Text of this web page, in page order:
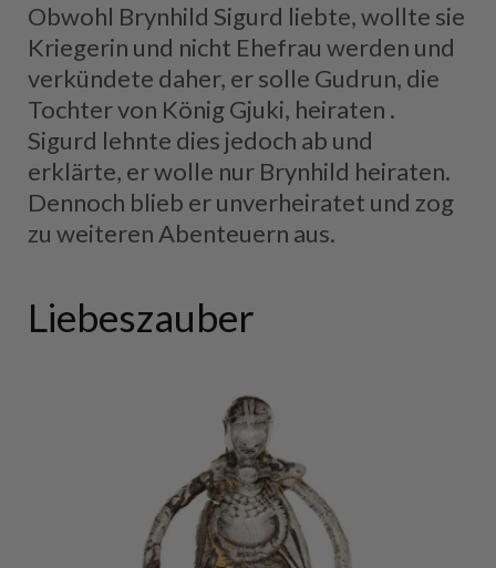
Obwohl Brynhild Sigurd liebte, wollte sie
Kriegerin und nicht Ehefrau werden und
verkündete daher, er solle Gudrun, die
Tochter von König Gjuki, heiraten .
Sigurd lehnte dies jedoch ab und
erklärte, er wolle nur Brynhild heiraten.
Dennoch blieb er unverheiratet und zog
zu weiteren Abenteuern aus.
Liebeszauber